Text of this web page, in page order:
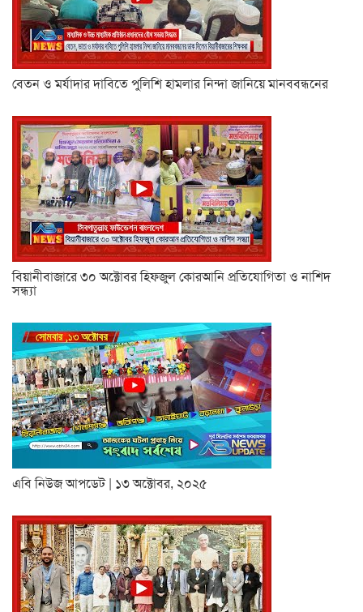
বেতন ও মর্যাদার দাবিতে পুলিশি হামলার নিন্দা জানিয়ে মানববন্ধনের
বিয়ানীবাজারে ৩০ অক্টোবর হিফজুল কোরআনি প্রতিযোগিতা ও নাশিদ
সন্ধ্যা
এবি নিউজ আপডেট | ১৩ অক্টোবর, ২০২৫